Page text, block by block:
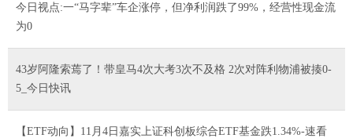
今日视点:一“马字辈”车企涨停，但净利润跌了99%，经营性现金流
为0
43岁阿隆索蔫了！带皇马4次大考3次不及格 2次对阵利物浦被揍0-
5_今日快讯
【ETF动向】11月4日嘉实上证科创板综合ETF基金跌1.34%-速看